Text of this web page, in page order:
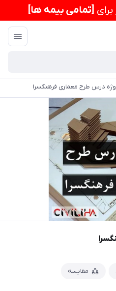
[تمامی بیمه ها]
درس طرح معماری فرهنگسرا
مقایسه